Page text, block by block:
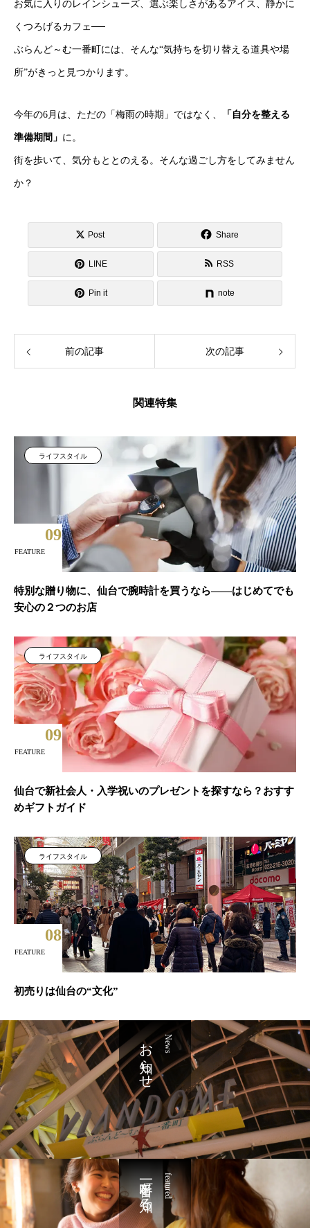
お気に入りのレインシューズ、選ぶ楽しさがあるアイス、静かに
くつろげるカフェ──
ぶらんど～む一番町には、そんな“気持ちを切り替える道具や場
所”がきっと見つかります。
今年の6月は、ただの「梅雨の時期」ではなく、 「自分を整える
準備期間」 に。
街を歩いて、気分もととのえる。そんな過ごし方をしてみません
か？
Post Share
LINE RSS
Pin it note
前の記事 次の記事
関連特集
ライフスタイル
FEATURE
09
特別な贈り物に、仙台で腕時計を買うなら——はじめてでも
安心の２つのお店
ライフスタイル
FEATURE
09
仙台で新社会人・入学祝いのプレゼントを探すなら？おすす
めギフトガイド
ライフスタイル
FEATURE
08
初売りは仙台の“文化”
News
お知らせ
featured
一番町を知る